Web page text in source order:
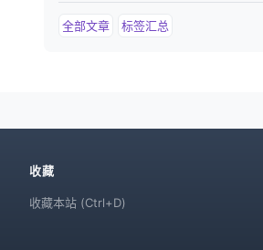
全部文章 标签汇总
收藏
收藏本站 (Ctrl+D)